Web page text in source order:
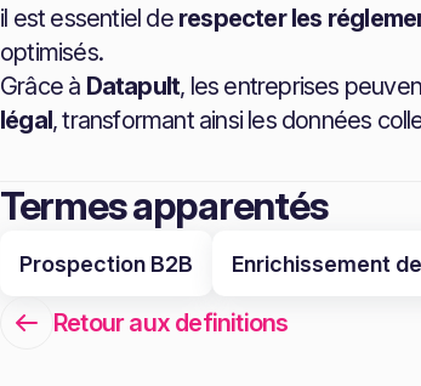
il est essentiel de respecter les
optimisés.
Grâce à Datapult, les entreprises
légal, transformant ainsi les données
Termes apparentés
Prospection B2B Enrichissement
Retour aux definitions